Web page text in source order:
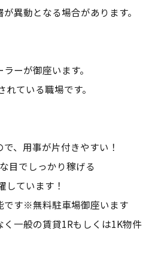
異動となる場合があります。
ーが御座います。
ている職場です。
、用事が片付きやすい！
目でしっかり稼げる
しています！
です※無料駐車場御座います
く一般の賃貸1Rもしくは1K物件